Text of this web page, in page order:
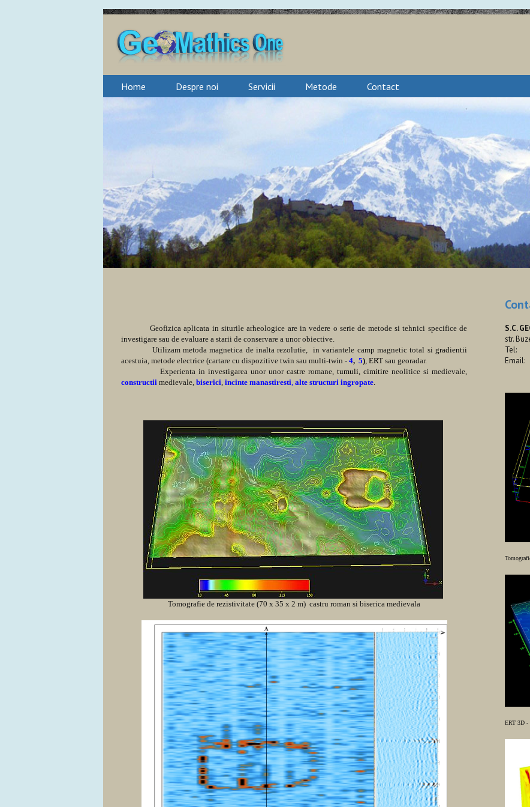
Home Despre noi Servicii Metode Contact
Geofizica aplicata in siturile arheologice are in vedere o serie de metode si tehnici specifice de
investigare sau de evaluare a starii de conservare a unor obiective.
Utilizam metoda magnetica de inalta rezolutie, in variantele camp magnetic total si gradientii
acestuia, metode electrice (cartare cu dispozitive twin sau multi-twin - 4, 5), ERT sau georadar.
Experienta in investigarea unor unor castre romane, tumuli, cimitire neolitice si medievale,
constructii medievale, biserici, incinte manastiresti, alte structuri ingropate.
Tomografie de rezistivitate (70 x 35 x 2 m) castru roman si biserica medievala
S.C.
str.
Tel:
Email:
ERT 3D -